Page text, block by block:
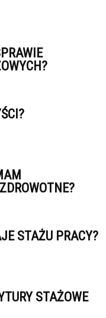
STAŻU PRACY?
STAŻOWE